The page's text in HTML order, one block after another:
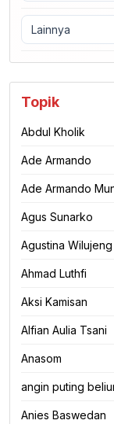
Lainnya
Topik
Abdul Kholik
Ade Armando
Ade Armando
Agus Sunarko
Agustina
Ahmad Luthfi
Aksi Kamisan
Alfian Aulia Tsani
Anasom
angin puting
Anies Baswedan